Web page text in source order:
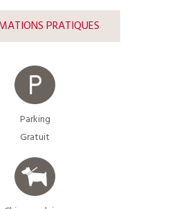
PRATIQUES
Parking
Gratuit